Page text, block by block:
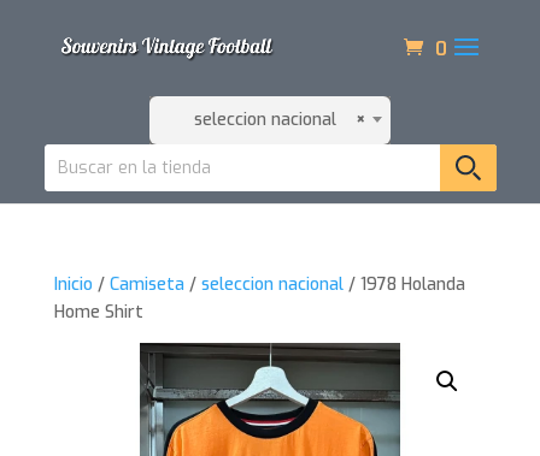
0
×
seleccion nacional
Inicio / Camiseta / seleccion nacional/ 1978 Holanda
Home Shirt